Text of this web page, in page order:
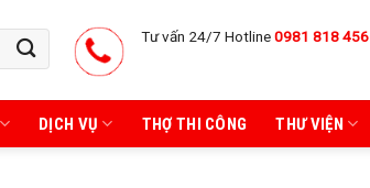
Tư vấn 24/7 Hotline0981 818 456
DỊCH VỤ THỢ THI CÔNG THƯ VIỆN